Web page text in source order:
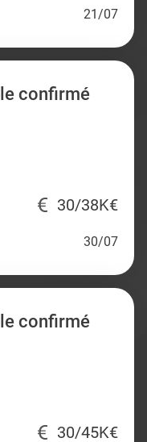
21/07
confirmé
30/38K€
30/07
confirmé
30/45K€